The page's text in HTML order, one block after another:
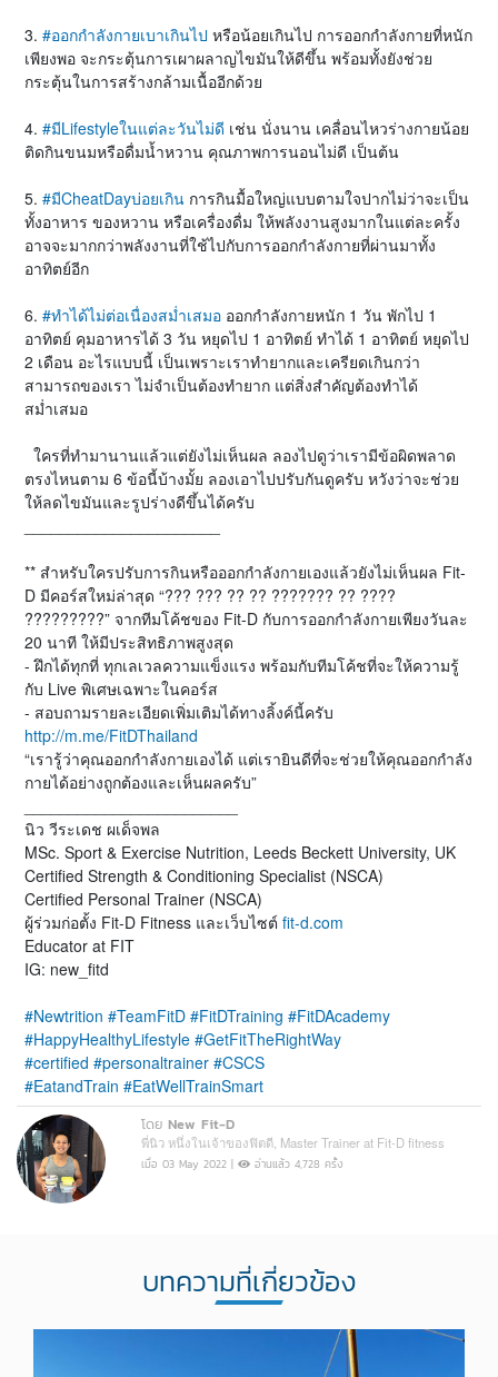
3. #ออกกำลังกายเบาเกินไป หรือน้อยเกินไป การออกกำลังกายที่หนัก
เพียงพอ จะกระตุ้นการเผาผลาญไขมันให้ดีขึ้น พร้อมทั้งยังช่วย
กระตุ้นในการสร้างกล้ามเนื้ออีกด้วย
4. #มีLifestyleในแต่ละวันไม่ดี เช่น นั่งนาน เคลื่อนไหวร่างกายน้อย
ติดกินขนมหรือดื่มน้ำหวาน คุณภาพการนอนไม่ดี เป็นต้น
5. #มีCheatDayบ่อยเกิน การกินมื้อใหญ่แบบตามใจปากไม่ว่าจะเป็น
ทั้งอาหาร ของหวาน หรือเครื่องดื่ม ให้พลังงานสูงมากในแต่ละครั้ง
อาจจะมากกว่าพลังงานที่ใช้ไปกับการออกกำลังกายที่ผ่านมาทั้ง
อาทิตย์อีก
6. #ทำได้ไม่ต่อเนื่องสม่ำเสมอ ออกกำลังกายหนัก 1 วัน พักไป 1
อาทิตย์ คุมอาหารได้ 3 วัน หยุดไป 1 อาทิตย์ ทำได้ 1 อาทิตย์ หยุดไป
2 เดือน อะไรแบบนี้ เป็นเพราะเราทำยากและเครียดเกินกว่า
สามารถของเรา ไม่จำเป็นต้องทำยาก แต่สิ่งสำคัญต้องทำได้
สม่ำเสมอ
ใครที่ทำมานานแล้วแต่ยังไม่เห็นผล ลองไปดูว่าเรามีข้อผิดพลาด
ตรงไหนตาม 6 ข้อนี้บ้างมั้ย ลองเอาไปปรับกันดูครับ หวังว่าจะช่วย
ให้ลดไขมันและรูปร่างดีขึ้นได้ครับ
** สำหรับใครปรับการกินหรือออกกำลังกายเองแล้วยังไม่เห็นผล Fit-
D มีคอร์สใหม่ล่าสุด “??? ??? ?? ?? ??????? ?? ????
?????????” จากทีมโค้ชของ Fit-D กับการออกกำลังกายเพียงวันละ
20 นาที ให้มีประสิทธิภาพสูงสุด
- ฝึกได้ทุกที่ ทุกเลเวลความแข็งแรง พร้อมกับทีมโค้ชที่จะให้ความรู้
กับ Live พิเศษเฉพาะในคอร์ส
- สอบถามรายละเอียดเพิ่มเติมได้ทางลิ้งค์นี้ครับ
http://m.me/FitDThailand
“เรารู้ว่าคุณออกกำลังกายเองได้ แต่เรายินดีที่จะช่วยให้คุณออกกำลัง
กายได้อย่างถูกต้องและเห็นผลครับ”
นิว วีระเดช ผเด็จพล
MSc. Sport & Exercise Nutrition, Leeds Beckett University, UK
Certified Strength & Conditioning Specialist (NSCA)
Certified Personal Trainer (NSCA)
ผู้ร่วมก่อตั้ง Fit-D Fitness และเว็บไซต์ fit-d.com
Educator at FIT
IG: new_fitd
#Newtrition #TeamFitD #FitDTraining #FitDAcademy
#HappyHealthyLifestyle #GetFitTheRightWay
#certified #personaltrainer #CSCS
#EatandTrain #EatWellTrainSmart
โดย New Fit-D
พี่นิว หนึ่งในเจ้าของฟิตดี, Master Trainer at Fit-D fitness
เมื่อ 03 May 2022 | อ่านแล้ว 4,728 ครั้ง
บทความที่เกี่ยวข้อง